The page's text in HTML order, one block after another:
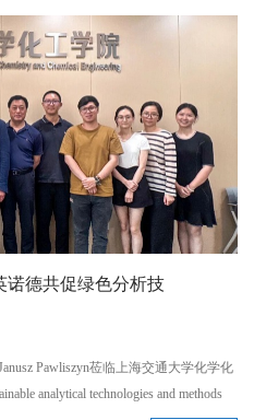
诺德共促绿色分析技
Pawliszyn莅临上海交通大学化学化
analytical technologies and methods